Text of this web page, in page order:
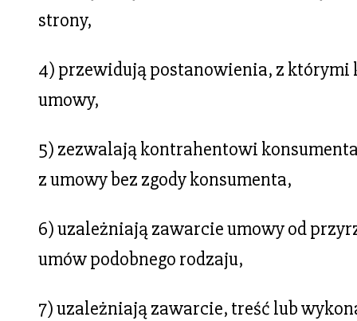
strony,
4) przewidują postanowienia, z którymi
umowy,
5) zezwalają kontrahentowi
z umowy bez zgody konsumenta,
6) uzależniają zawarcie umowy od
umów podobnego rodzaju,
7) uzależniają zawarcie, treść lub